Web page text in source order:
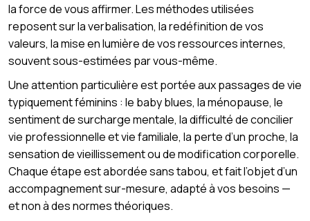
la force de vous affirmer. Les méthodes utilisées
reposent sur la verbalisation, la redéfinition de vos
valeurs, la mise en lumière de vos ressources internes,
souvent sous-estimées par vous-même.
Une attention particulière est portée aux passages de vie
typiquement féminins : le baby blues, la ménopause, le
sentiment de surcharge mentale, la difficulté de concilier
vie professionnelle et vie familiale, la perte d’un proche, la
sensation de vieillissement ou de modification corporelle.
Chaque étape est abordée sans tabou, et fait l’objet d’un
accompagnement sur-mesure, adapté à vos besoins —
et non à des normes théoriques.